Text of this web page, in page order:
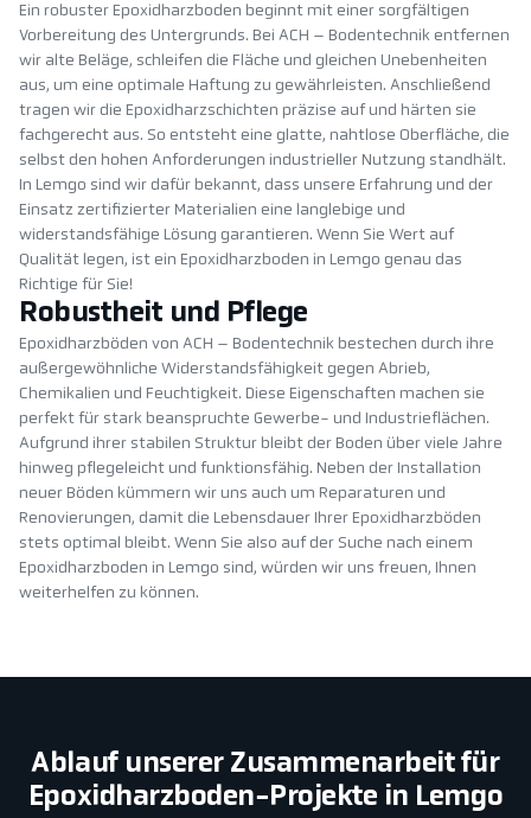
Ein robuster Epoxidharzboden beginnt mit einer sorgfältigen
Vorbereitung des Untergrunds. Bei ACH – Bodentechnik entfernen
wir alte Beläge, schleifen die Fläche und gleichen Unebenheiten
aus, um eine optimale Haftung zu gewährleisten. Anschließend
tragen wir die Epoxidharzschichten präzise auf und härten sie
fachgerecht aus. So entsteht eine glatte, nahtlose Oberfläche, die
selbst den hohen Anforderungen industrieller Nutzung standhält.
In Lemgo sind wir dafür bekannt, dass unsere Erfahrung und der
Einsatz zertifizierter Materialien eine langlebige und
widerstandsfähige Lösung garantieren. Wenn Sie Wert auf
Qualität legen, ist ein Epoxidharzboden in Lemgo genau das
Richtige für Sie!
Robustheit und Pflege
Epoxidharzböden von ACH – Bodentechnik bestechen durch ihre
außergewöhnliche Widerstandsfähigkeit gegen Abrieb,
Chemikalien und Feuchtigkeit. Diese Eigenschaften machen sie
perfekt für stark beanspruchte Gewerbe- und Industrieflächen.
Aufgrund ihrer stabilen Struktur bleibt der Boden über viele Jahre
hinweg pflegeleicht und funktionsfähig. Neben der Installation
neuer Böden kümmern wir uns auch um Reparaturen und
Renovierungen, damit die Lebensdauer Ihrer Epoxidharzböden
stets optimal bleibt. Wenn Sie also auf der Suche nach einem
Epoxidharzboden in Lemgo sind, würden wir uns freuen, Ihnen
weiterhelfen zu können.
Ablauf unserer Zusammenarbeit für
Epoxidharzboden-Projekte in Lemgo